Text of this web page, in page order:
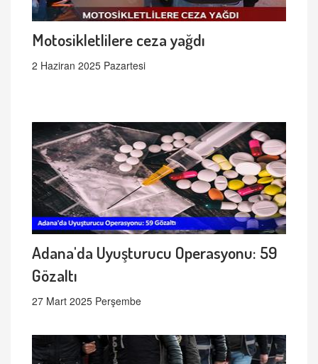
Motosikletlilere ceza yağdı
2 Haziran 2025 Pazartesi
Adana'da Uyuşturucu Operasyonu: 59
Gözaltı
27 Mart 2025 Perşembe